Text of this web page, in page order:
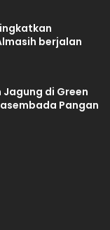
berjalan
di Green
Pangan‎